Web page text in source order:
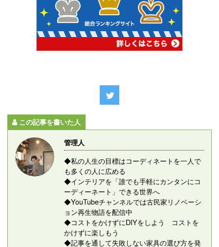
この記事を書いた人
管理人
◆私の人生の目標はコーディネートを一人で
も多くの人に広める
◆インテリアを「誰でも手軽にカンタンにコ
ーディーネート」できる世界へ
◆YouTubeチャンネルでは古民家リノベーシ
ョン再生物語を配信中
◆コストをかけずにDIYをしよう コストを
かけずに楽しもう
◆記事を通して失敗しない家具の選び方を発